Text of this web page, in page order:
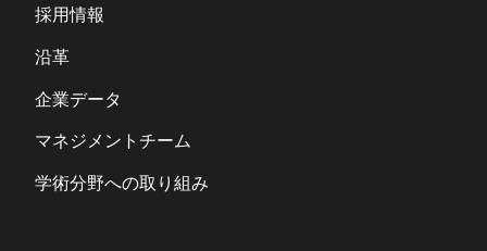
採用情報
沿革
企業データ
マネジメントチーム
学術分野への取り組み